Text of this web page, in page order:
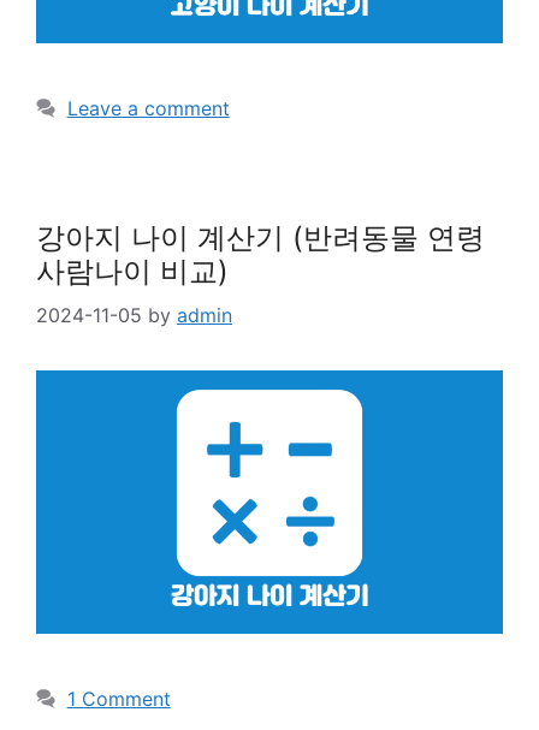
Leave a comment
강아지 나이 계산기 (반려동물 연령
사람나이 비교)
2024-11-05 by admin
1 Comment